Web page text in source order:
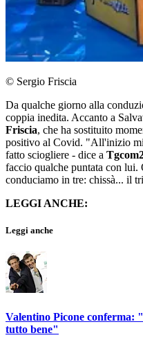
© Sergio Friscia
Da qualche giorno alla
coppia inedita. Accanto a
Friscia, che ha sostituito
positivo al Covid. "All'inizio
fatto sciogliere - dice a
faccio qualche puntata con lui.
conduciamo in tre: chissà... il
LEGGI ANCHE:
Leggi anche
Valentino Picone conferma:
tutto bene"